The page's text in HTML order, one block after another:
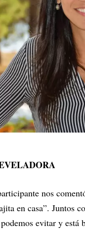
nos
en casa”. Juntos
evitar y está